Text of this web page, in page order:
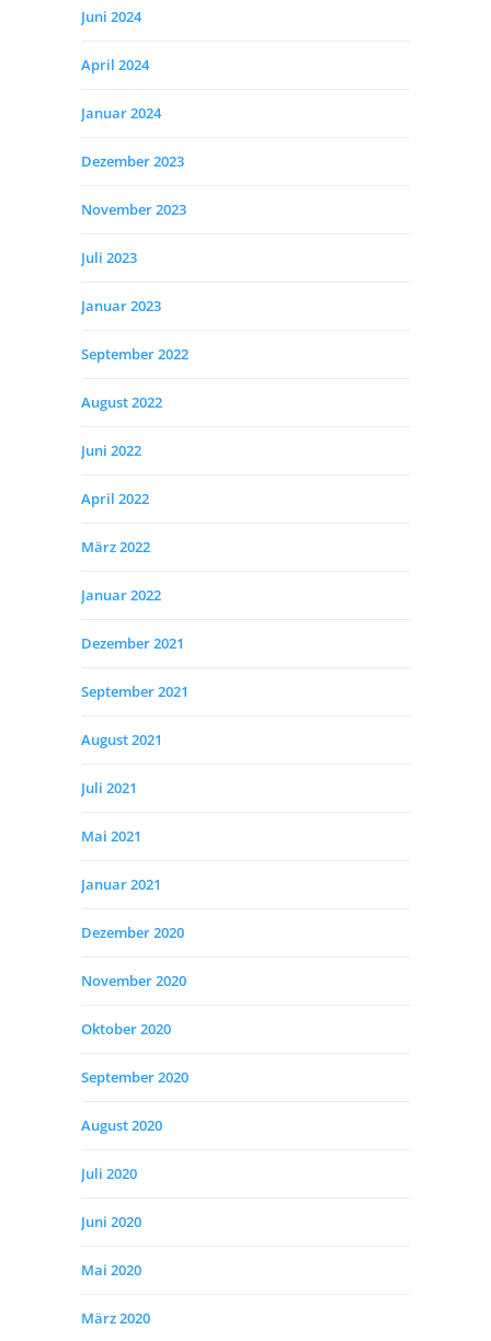
Juni 2024
April 2024
Januar 2024
Dezember 2023
November 2023
Juli 2023
Januar 2023
September 2022
August 2022
Juni 2022
April 2022
März 2022
Januar 2022
Dezember 2021
September 2021
August 2021
Juli 2021
Mai 2021
Januar 2021
Dezember 2020
November 2020
Oktober 2020
September 2020
August 2020
Juli 2020
Juni 2020
Mai 2020
März 2020